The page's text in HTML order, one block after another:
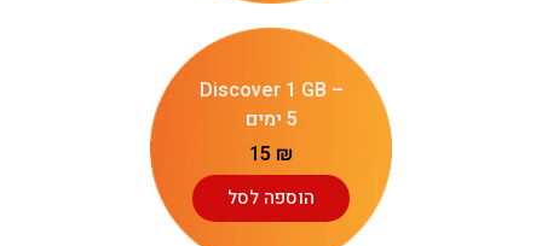
Discover 1 GB –
5 ימים
15 ₪
הוספה לסל